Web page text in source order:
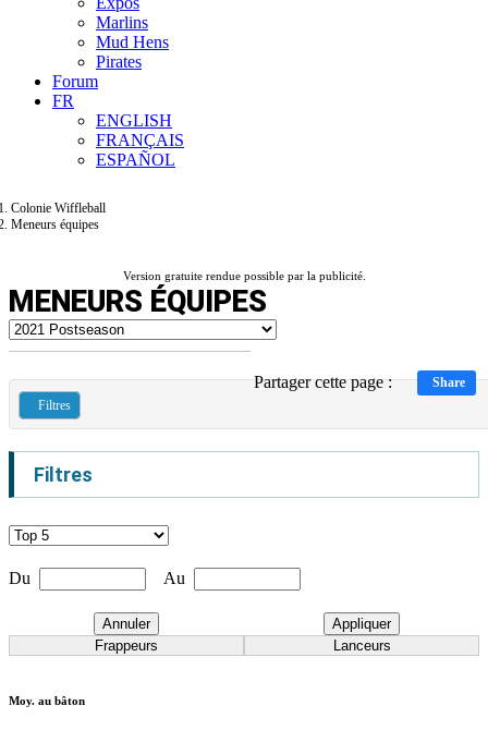
Marlins
Mud Hens
Pirates
Forum
FR
ENGLISH
FRANÇAIS
ESPAÑOL
Colonie Wiffleball
Meneurs équipes
Version gratuite rendue possible par la publicité.
MENEURS ÉQUIPES
Partager cette page :
Share
Filtres
Filtres
Du Au
Annuler
Appliquer
Frappeurs
Lanceurs
Moy. au bâton